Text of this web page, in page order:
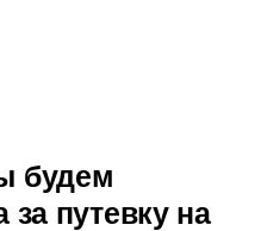
будем
за путевку на